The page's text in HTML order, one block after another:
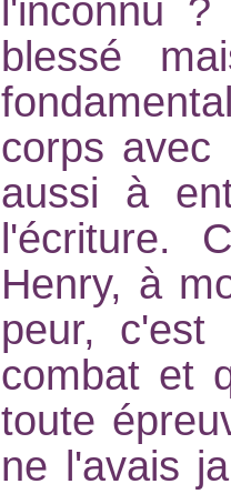
l'inconnu
blessé
corps avec
aussi à
l'écriture.
Henry, à
peur,
combat et
toute
ne l'avais